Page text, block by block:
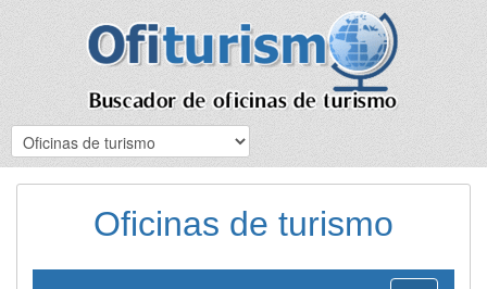
Oficinas de turismo